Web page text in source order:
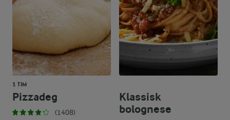
1 TIM
Pizzadeg
(1408)
Klassisk
bolognese